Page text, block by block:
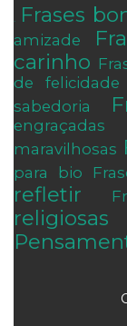
Frases
amizade
carinho
de felicidade
sabedoria
engraçadas
maravilhosas
para bio
refletir
religiosas